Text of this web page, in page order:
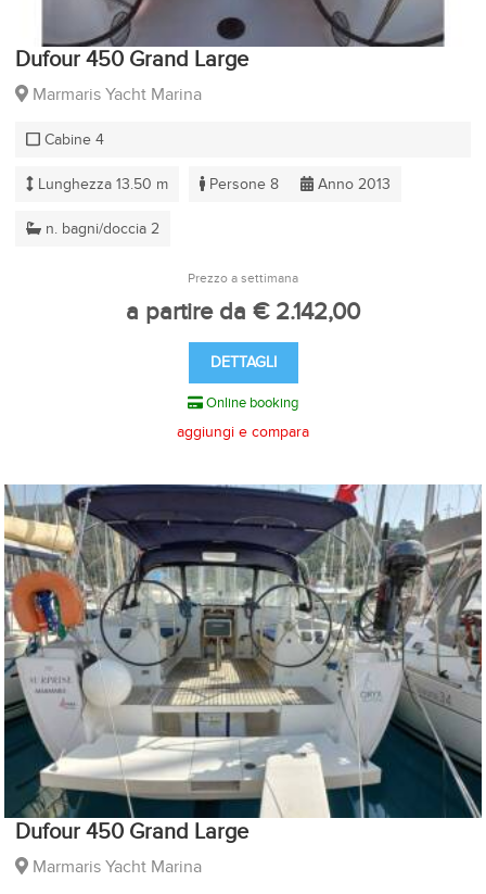
Dufour 450 Grand Large
Marmaris Yacht Marina
Cabine 4
Lunghezza 13.50 m Persone 8 Anno 2013
n. bagni/doccia 2
Prezzo a settimana
a partire da € 2.142,00
DETTAGLI
Online booking
aggiungi e compara
Dufour 450 Grand Large
Marmaris Yacht Marina